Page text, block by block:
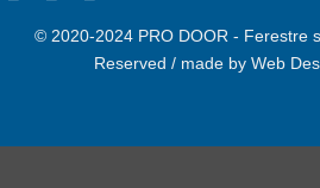
© 2020-2024 PRO DOOR - Ferestre
Reserved / made by Web